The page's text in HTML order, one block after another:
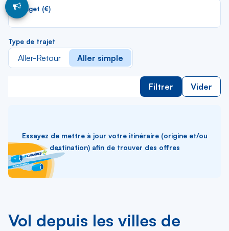
Budget (€)
Type de trajet
Aller-Retour Aller simple
Filtrer Vider
Essayez de mettre à jour votre itinéraire (origine et/ou
destination) afin de trouver des offres
Vol depuis les villes de